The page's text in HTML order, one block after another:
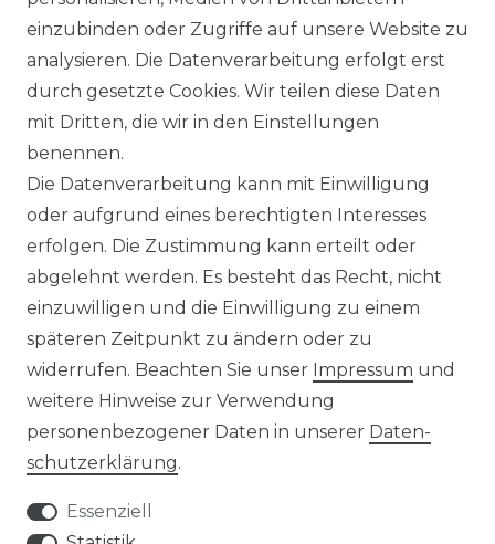
DATENSCHUTZERKLÄRUNG
INFORMATIONEN & SERVICE
BLOG
ZAHLUNG & VERSAND
AUFBAUANLEITUNGEN
TIPS & TRICKS
HINWEIS ZUR BATTERIEENTSORGUNG
VERPACKUNGSHINWEISE
einzubinden oder Zugriffe auf unsere Website zu
analysieren. Die Datenverarbeitung erfolgt erst
durch gesetzte Cookies. Wir teilen diese Daten
mit Dritten, die wir in den Einstellungen
benennen.
Die Datenverarbeitung kann mit Einwilligung
oder aufgrund eines berechtigten Interesses
erfolgen. Die Zustimmung kann erteilt oder
abgelehnt werden. Es besteht das Recht, nicht
einzuwilligen und die Einwilligung zu einem
späteren Zeitpunkt zu ändern oder zu
widerrufen. Beachten Sie unser Impressum und
weitere Hinweise zur Verwendung
personenbezogener Daten in unserer Daten­
schutz­erklärung.
Essenziell